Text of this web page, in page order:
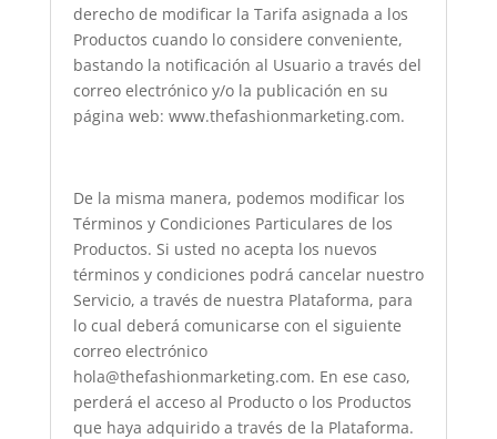
derecho de modificar la Tarifa asignada a los
Productos cuando lo considere conveniente,
bastando la notificación al Usuario a través del
correo electrónico y/o la publicación en su
página web: www.thefashionmarketing.com.
De la misma manera, podemos modificar los
Términos y Condiciones Particulares de los
Productos. Si usted no acepta los nuevos
términos y condiciones podrá cancelar nuestro
Servicio, a través de nuestra Plataforma, para
lo cual deberá comunicarse con el siguiente
correo electrónico
hola@thefashionmarketing.com. En ese caso,
perderá el acceso al Producto o los Productos
que haya adquirido a través de la Plataforma.